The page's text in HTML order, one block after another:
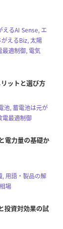
えるAI Sense, エ
がえるBiz, 太陽
最適制御, 電気
ットと選び方
池, 蓄電池は元が
電最適制御
電力量の基礎か
, 用語・製品の解
場
投資対効果の試